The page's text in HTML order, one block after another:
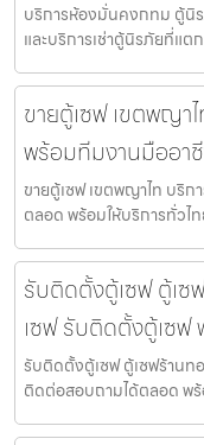
บริการห้องมั่นคงกทม ตู้นิร
และบริการเช่าตู้นิรภัยที่แต
ขายตู้เซฟ เขตพญา
พร้อมทีมงานมืออา
ขายตู้เซฟ เขตพญาไท บริ
ตลอด พร้อมให้บริการทั่วไ
รับติดตั้งตู้เซฟ ตู้เซ
เซฟ รับติดตั้งตู้เซ
รับติดตั้งตู้เซฟ ตู้เซฟร้านท
ติดต่อสอบถามได้ตลอด พร้